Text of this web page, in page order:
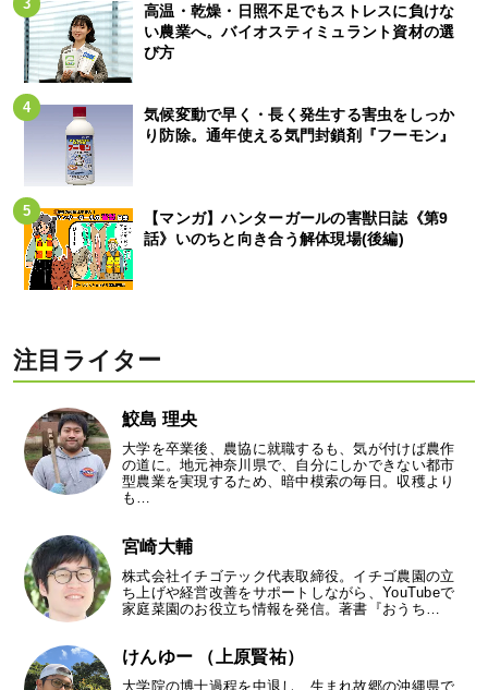
高温・乾燥・日照不足でもストレスに負けな
い農業へ。バイオスティミュラント資材の選
び方
気候変動で早く・長く発生する害虫をしっか
り防除。通年使える気門封鎖剤『フーモン』
【マンガ】ハンターガールの害獣日誌《第9
話》いのちと向き合う解体現場(後編)
注目ライター
鮫島 理央
大学を卒業後、農協に就職するも、気が付けば農作
の道に。地元神奈川県で、自分にしかできない都市
型農業を実現するため、暗中模索の毎日。収穫より
も…
宮崎大輔
株式会社イチゴテック代表取締役。イチゴ農園の立
ち上げや経営改善をサポートしながら、YouTubeで
家庭菜園のお役立ち情報を発信。著書『おうち…
けんゆー （上原賢祐）
大学院の博士過程を中退し、生まれ故郷の沖縄県で